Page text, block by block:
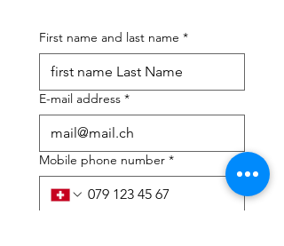
First name and last name *
E-mail address *
Mobile phone number *